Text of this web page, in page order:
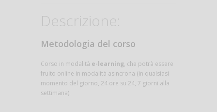
Descrizione:
Metodologia del corso
Corso in modalità e-learning, che potrà essere
fruito online in modalità asincrona (in qualsiasi
momento del giorno, 24 ore su 24, 7 giorni alla
settimana).